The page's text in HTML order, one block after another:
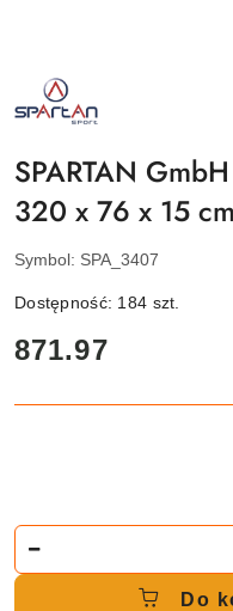
NAZWA
PRODUCENTA:
SPARTAN
SPARTAN
320 x 76 x 15
Symbol: SPA_3407
Dostępność: 184 szt.
cena:
871.97
Do